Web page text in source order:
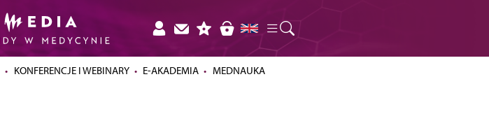
KONFERENCJE I WEBINARY E-AKADEMIA MEDNAUKA